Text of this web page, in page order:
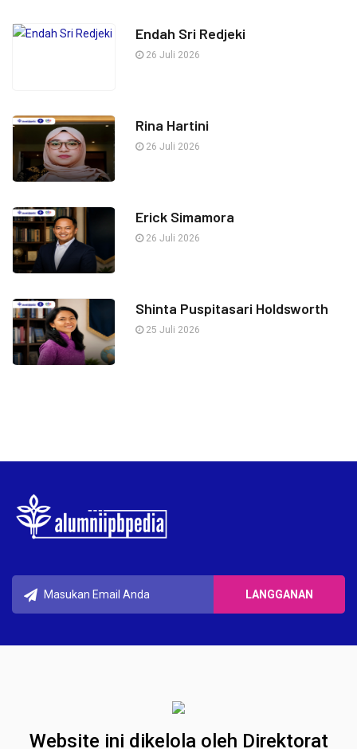
Endah Sri Redjeki
26 Juli 2026
Rina Hartini
26 Juli 2026
Erick Simamora
26 Juli 2026
Shinta Puspitasari Holdsworth
25 Juli 2026
Website ini dikelola oleh Direktorat